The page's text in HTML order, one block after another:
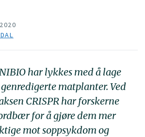
har lykkes med å lage
matplanter. Ved
CRISPR har forskerne
for å gjøre dem mer
mot soppsykdom og